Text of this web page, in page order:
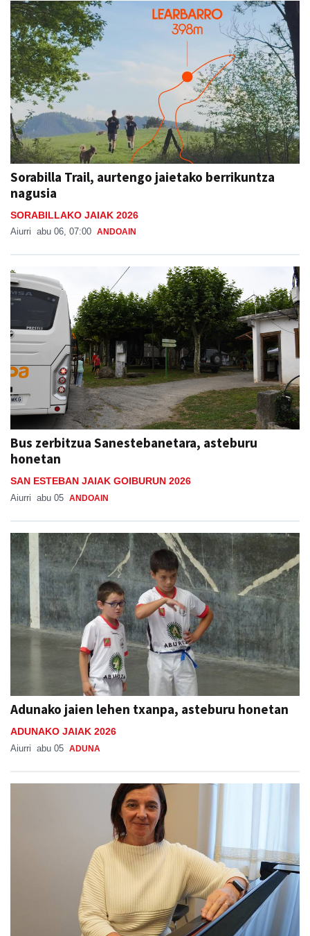
Sorabilla Trail, aurtengo jaietako berrikuntza
nagusia
SORABILLAKO JAIAK 2026
Aiurri abu 06, 07:00 ANDOAIN
Bus zerbitzua Sanestebanetara, asteburu
honetan
SAN ESTEBAN JAIAK GOIBURUN 2026
Aiurri abu 05 ANDOAIN
Adunako jaien lehen txanpa, asteburu honetan
ADUNAKO JAIAK 2026
Aiurri abu 05 ADUNA